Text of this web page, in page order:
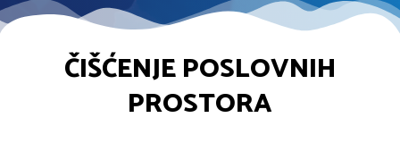
ČIŠĆENJE POSLOVNIH
PROSTORA